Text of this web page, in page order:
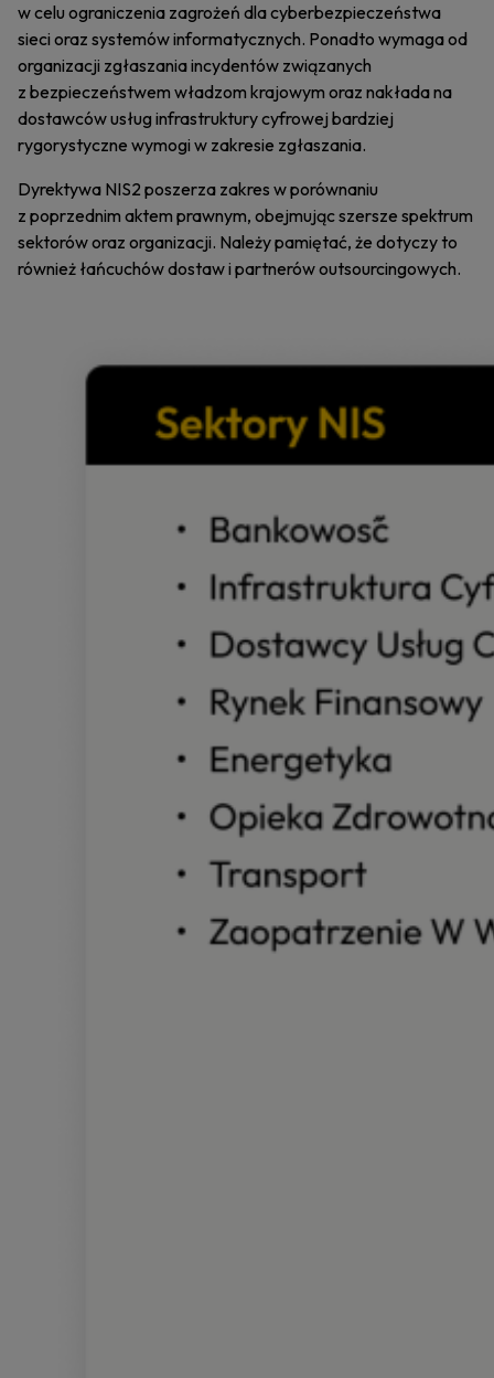
w celu ograniczenia zagrożeń dla cyberbezpieczeństwa
sieci oraz systemów informatycznych. Ponadto wymaga od
organizacji zgłaszania incydentów związanych
z bezpieczeństwem władzom krajowym oraz nakłada na
dostawców usług infrastruktury cyfrowej bardziej
rygorystyczne wymogi w zakresie zgłaszania.
Dyrektywa NIS2 poszerza zakres w porównaniu
z poprzednim aktem prawnym, obejmując szersze spektrum
sektorów oraz organizacji. Należy pamiętać, że dotyczy to
również łańcuchów dostaw i partnerów outsourcingowych.